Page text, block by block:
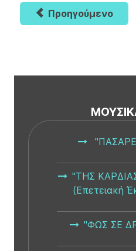
Προηγούμενο
"ΤΗΣ
(Επετειακή
"ΦΩΣ ΣΕ